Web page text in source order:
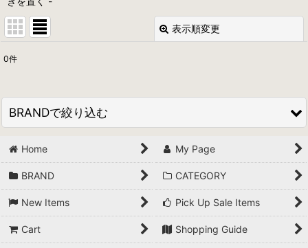
表示順変更
並び順:
絞り込む
0件
BRANDで絞り込む
DOMESTIC (ALL)
*A VONTADE
and wander
Home My Page
BRAND CATEGORY
New Items Pick Up Sale Items
Cart Shopping Guide